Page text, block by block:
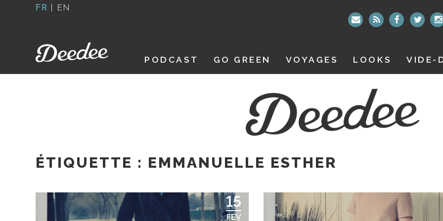
FR | EN
PODCAST GO GREEN VOYAGES LOOKS VIDE-
ÉTIQUETTE : EMMANUELLE ESTHER
15
FÉV